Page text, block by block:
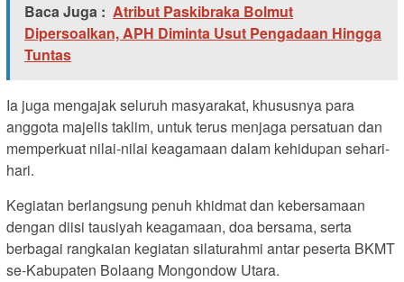
Baca Juga : Atribut Paskibraka Bolmut
Dipersoalkan, APH Diminta Usut Pengadaan Hingga
Tuntas
Ia juga mengajak seluruh masyarakat, khususnya para
anggota majelis taklim, untuk terus menjaga persatuan dan
memperkuat nilai-nilai keagamaan dalam kehidupan sehari-
hari.
Kegiatan berlangsung penuh khidmat dan kebersamaan
dengan diisi tausiyah keagamaan, doa bersama, serta
berbagai rangkaian kegiatan silaturahmi antar peserta BKMT
se-Kabupaten Bolaang Mongondow Utara.